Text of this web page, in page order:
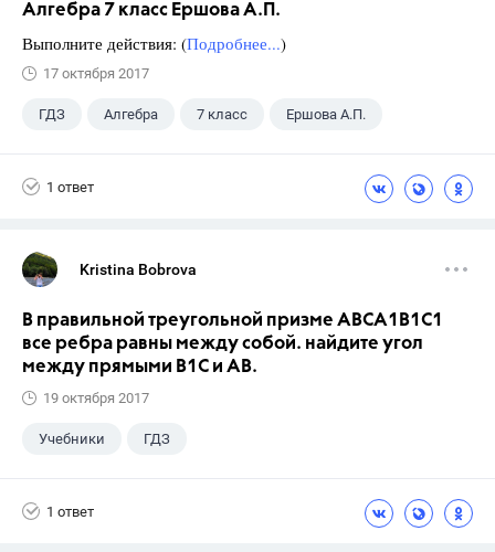
Алгебра 7 класс Ершова А.П.
Выполните действия: (Подробнее...)
17 октября 2017
ГДЗ Алгебра 7 класс Ершова А.П.
1 ответ
Kristina Bobrova
В правильной треугольной призме АВСA1В1С1
все ребра равны между собой. найдите угол
между прямыми В1С и АВ.
19 октября 2017
Учебники ГДЗ
1 ответ